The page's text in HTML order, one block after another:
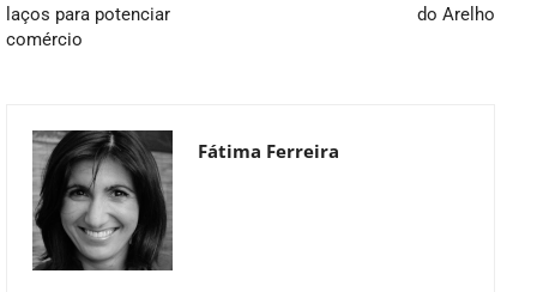
laços para potenciar
comércio
do Arelho
Fátima Ferreira